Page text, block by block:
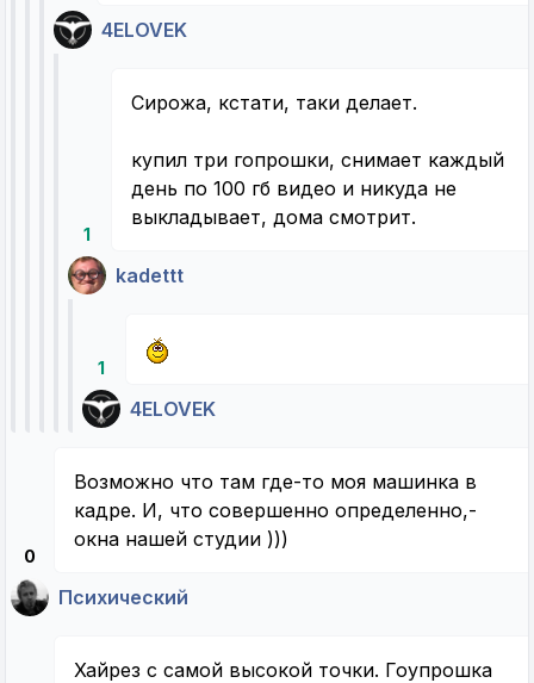
4ELOVEK
1
Сирожа, кстати, таки делает.
купил три гопрошки, снимает каждый
день по 100 гб видео и никуда не
выкладывает, дома смотрит.
kadettt
1
4ELOVEK
0
Возможно что там где-то моя машинка в
кадре. И, что совершенно определенно,-
окна нашей студии )))
Психический
Хайрез с самой высокой точки. Гоупрошка